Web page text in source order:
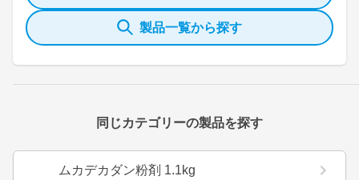
製品一覧から探す
同じカテゴリーの製品を探す
ムカデカダン粉剤 1.1kg